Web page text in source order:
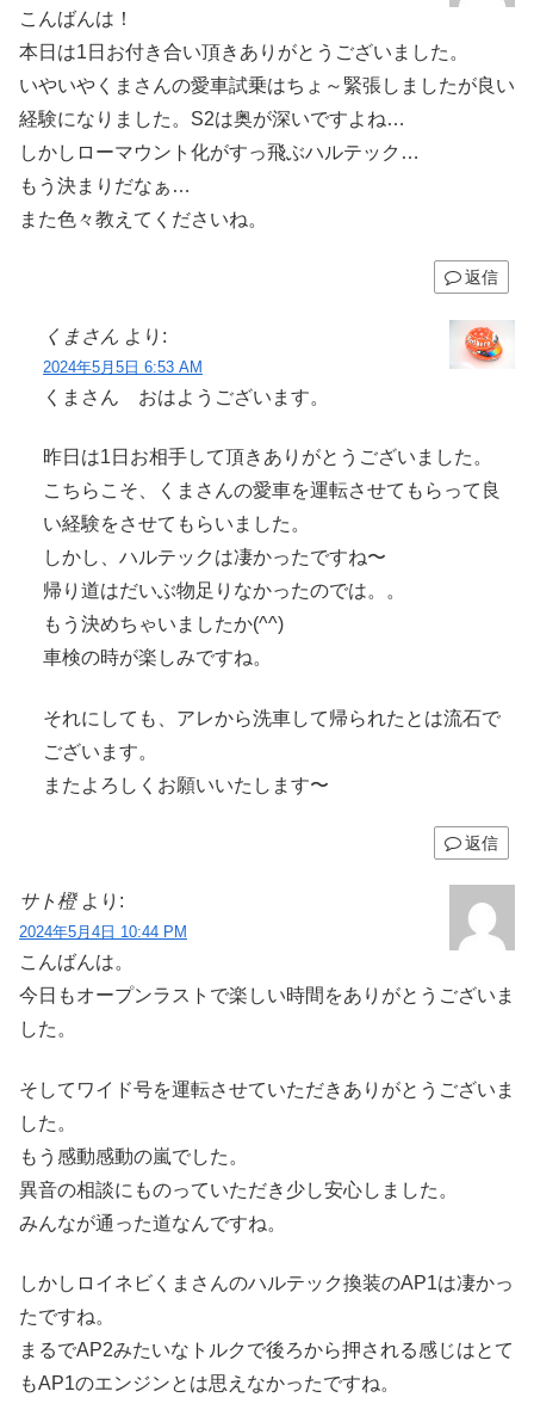
こんばんは！
本日は1日お付き合い頂きありがとうございました。
いやいやくまさんの愛車試乗はちょ～緊張しましたが良い
経験になりました。S2は奥が深いですよね…
しかしローマウント化がすっ飛ぶハルテック…
もう決まりだなぁ…
また色々教えてくださいね。
返信
くまさん より:
2024年5月5日 6:53 AM
くまさん おはようございます。
昨日は1日お相手して頂きありがとうございました。
こちらこそ、くまさんの愛車を運転させてもらって良
い経験をさせてもらいました。
しかし、ハルテックは凄かったですね〜
帰り道はだいぶ物足りなかったのでは。。
もう決めちゃいましたか(^^)
車検の時が楽しみですね。
それにしても、アレから洗車して帰られたとは流石で
ございます。
またよろしくお願いいたします〜
返信
サト橙 より:
2024年5月4日 10:44 PM
こんばんは。
今日もオープンラストで楽しい時間をありがとうございま
した。
そしてワイド号を運転させていただきありがとうございま
した。
もう感動感動の嵐でした。
異音の相談にものっていただき少し安心しました。
みんなが通った道なんですね。
しかしロイネビくまさんのハルテック換装のAP1は凄かっ
たですね。
まるでAP2みたいなトルクで後ろから押される感じはとて
もAP1のエンジンとは思えなかったですね。